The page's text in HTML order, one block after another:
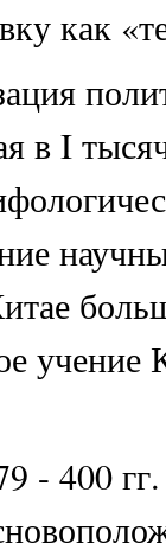
как
в I
учение
- 400